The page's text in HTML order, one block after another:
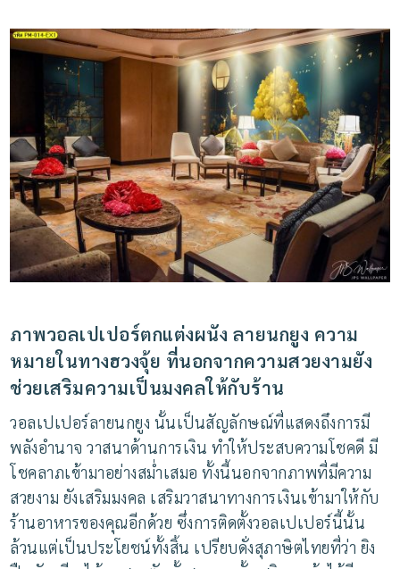
ภาพวอลเปเปอร์ตกแต่งผนัง ลายนกยูง ความ
หมายในทางฮวงจุ้ย ที่นอกจากความสวยงามยัง
ช่วยเสริมความเป็นมงคลให้กับร้าน
วอลเปเปอร์ลายนกยูง นั้นเป็นสัญลักษณ์ที่แสดงถึงการมี
พลังอำนาจ วาสนาด้านการเงิน ทำให้ประสบความโชคดี มี
โชคลาภเข้ามาอย่างสม่ำเสมอ ทั้งนี้นอกจากภาพที่มีความ
สวยงาม ยังเสริมมงคล เสริมวาสนาทางการเงินเข้ามาให้กับ
ร้านอาหารของคุณอีกด้วย ซึ่งการติดตั้งวอลเปเปอร์นี้นั้น
ล้วนแต่เป็นประโยชน์ทั้งสิ้น เปรียบดั่งสุภาษิตไทยที่ว่า ยิง